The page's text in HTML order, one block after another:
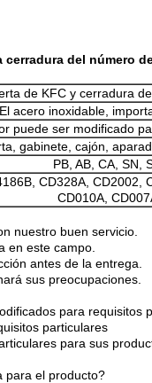
cerradura del número
de KFC y cerradura
El acero inoxidable,
puede ser modificado
gabinete, cajón,
PB, AB, CA, SN,
CD328A, CD2002,
CD010A,
nuestro buen servicio.
en este campo.
antes de la entrega.
sus preocupaciones.
para requisitos
particulares
para sus
para el producto?